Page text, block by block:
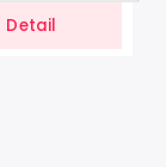
Detail